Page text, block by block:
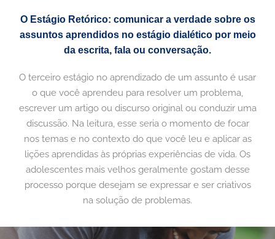
O Estágio Retórico: comunicar a verdade sobre os
assuntos aprendidos no estágio dialético por meio
da escrita, fala ou conversação.
O terceiro estágio no aprendizado de um assunto é usar
o que você aprendeu para resolver um problema,
escrever um artigo ou discurso original ou conduzir uma
discussão. Na leitura, esse seria o momento de focar
nos temas e no contexto do que você leu e aplicar as
lições aprendidas às próprias experiências de vida. Os
adolescentes mais velhos geralmente gostam desse
processo porque desejam se expressar e ser criativos
na solução de problemas.